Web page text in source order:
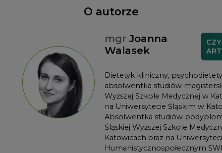
O autorze
mgr Joanna
Walasek
Dietetyk kliniczny,
absolwentka studiów
Wyższej Szkole Medycznej w
na Uniwersytecie Śląskim w
Absolwentka studiów
Śląskiej Wyższej Szkole
Katowicach oraz na
Humanistycznospołecznym